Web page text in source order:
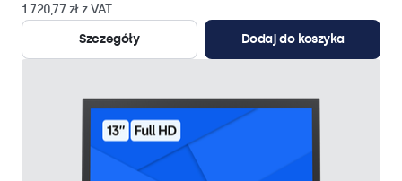
1 720,77 zł z VAT
Szczegóły
Dodaj do koszyka